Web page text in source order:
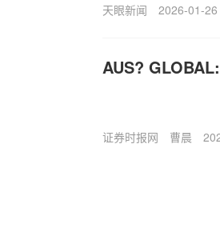
天眼新闻 2026-01-
AUS?
证券时报网 曹晨